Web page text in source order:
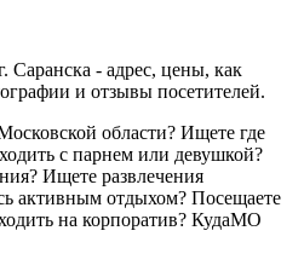
Саранска - адрес, цены, как
и отзывы посетителей.
области? Ищете где
с парнем или девушкой?
Ищете развлечения
активным отдыхом? Посещаете
на корпоратив? КудаМО